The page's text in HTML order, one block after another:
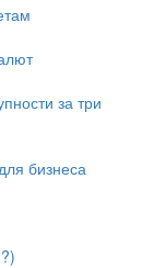
за три
бизнеса